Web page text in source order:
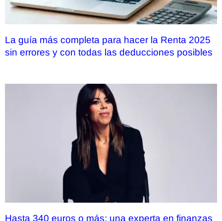
La guía más completa para hacer la Renta 2025
sin errores y con todas las deducciones posibles
Hasta 340 euros o más: una experta en finanzas